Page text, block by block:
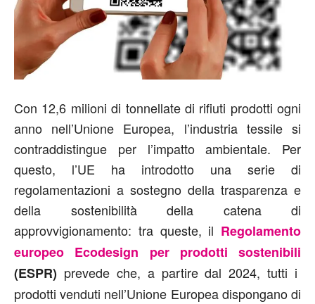
Con 12,6 milioni di tonnellate di rifiuti prodotti ogni
anno nell’Unione Europea, l’industria tessile si
contraddistingue per l’impatto ambientale. Per
questo, l’UE ha introdotto una serie di
regolamentazioni a sostegno della trasparenza e
della sostenibilità della catena di
approvvigionamento: tra queste, il Regolamento
europeo Ecodesign per prodotti sostenibili
(ESPR) prevede che, a partire dal 2024, tutti i
prodotti venduti nell’Unione Europea dispongano di